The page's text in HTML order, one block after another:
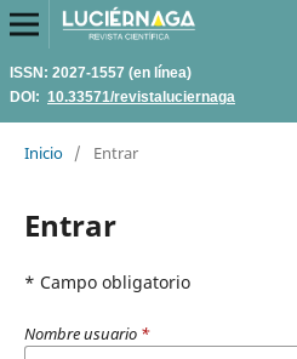
ISSN: 2027-1557 (en línea)
DOI: 10.33571/revistaluciernaga
Inicio / Entrar
Entrar
* Campo obligatorio
Nombre usuario *